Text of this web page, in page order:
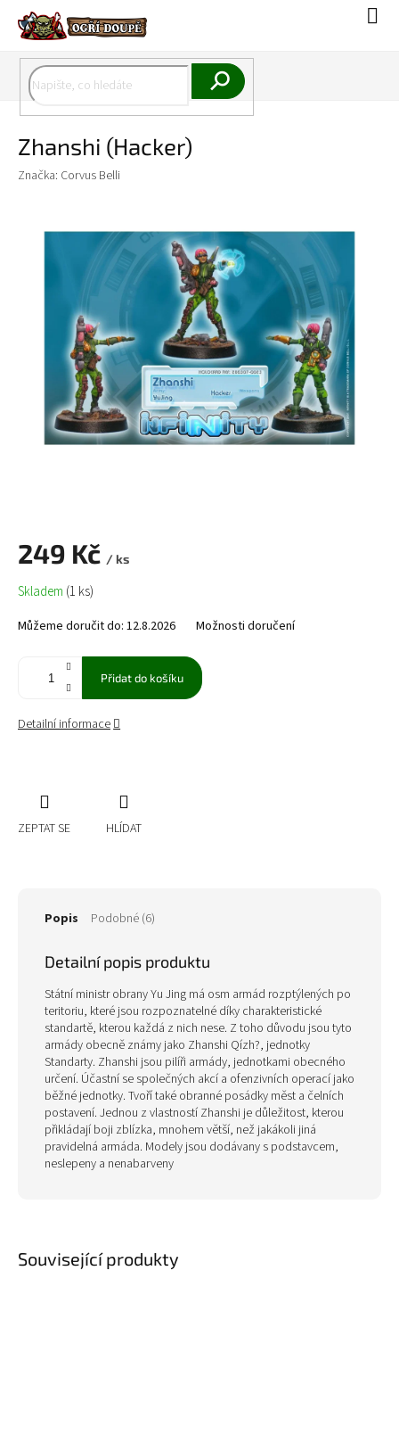
obsah
Zhanshi (Hacker)
Značka: Corvus Belli
249 Kč / ks
Měrná
cena:
Skladem (1 ks)
Můžeme doručit do: 12.8.2026 Možnosti doručení
Přidat do košíku
Detailní informace
ZEPTAT SE HLÍDAT
Související produkty
Popis Podobné (6)
Detailní popis produktu
Státní ministr obrany Yu Jing má osm armád rozptýlených po
teritoriu, které jsou rozpoznatelné díky charakteristické
standartě, kterou každá z nich nese. Z toho důvodu jsou tyto
armády obecně známy jako Zhanshi Qízh?, jednotky
Standarty. Zhanshi jsou pilíři armády, jednotkami obecného
určení. Účastní se společných akcí a ofenzivních operací jako
běžné jednotky. Tvoří také obranné posádky měst a čelních
postavení. Jednou z vlastností Zhanshi je důležitost, kterou
přikládají boji zblízka, mnohem větší, než jakákoli jiná
pravidelná armáda. Modely jsou dodávany s podstavcem,
neslepeny a nenabarveny